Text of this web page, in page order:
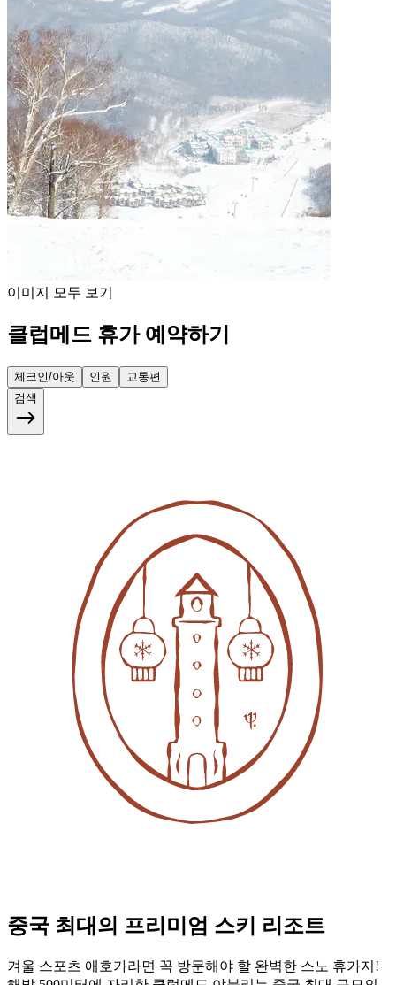
이미지 모두 보기
클럽메드 휴가 예약하기
체크인/아웃 인원
교통편
검색
중국 최대의 프리미엄 스키 리조트
겨울 스포츠 애호가라면 꼭 방문해야 할 완벽한 스노 휴가지!